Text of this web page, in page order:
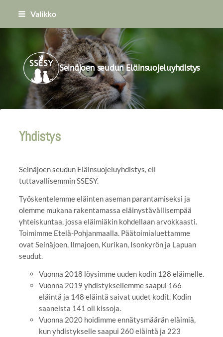
Siirry
Valikko
Seinäjoen seudun Eläinsuojeluyhdistys
Yhdistys
Seinäjoen seudun Eläinsuojeluyhdistys, eli
tuttavallisemmin SSESY.
Työskentelemme eläinten aseman parantamiseksi ja
olemme mukana rakentamassa eläinystävällisempää
yhteiskuntaa, jossa eläimiäkin kohdellaan arvokkaasti.
Toimimme Etelä-Pohjanmaalla. Päätoimialuettamme
ovat Seinäjoen, Ilmajoen, Kurikan, Isonkyrön ja Lapuan
seudut.
Vuonna 2018 löysimme uuden kodin 128 eläimelle.
Vuonna 2019 yhdistyksellemme saapui 166
eläintä ja 148 eläintä saivat uudet kodit. Kodin
saaneista 141 oli kissoja.
Vuonna 2020 hoidimme ennätysmäärän eläimiä,
kun yhdistykselle saapui 260 eläintä ja 223